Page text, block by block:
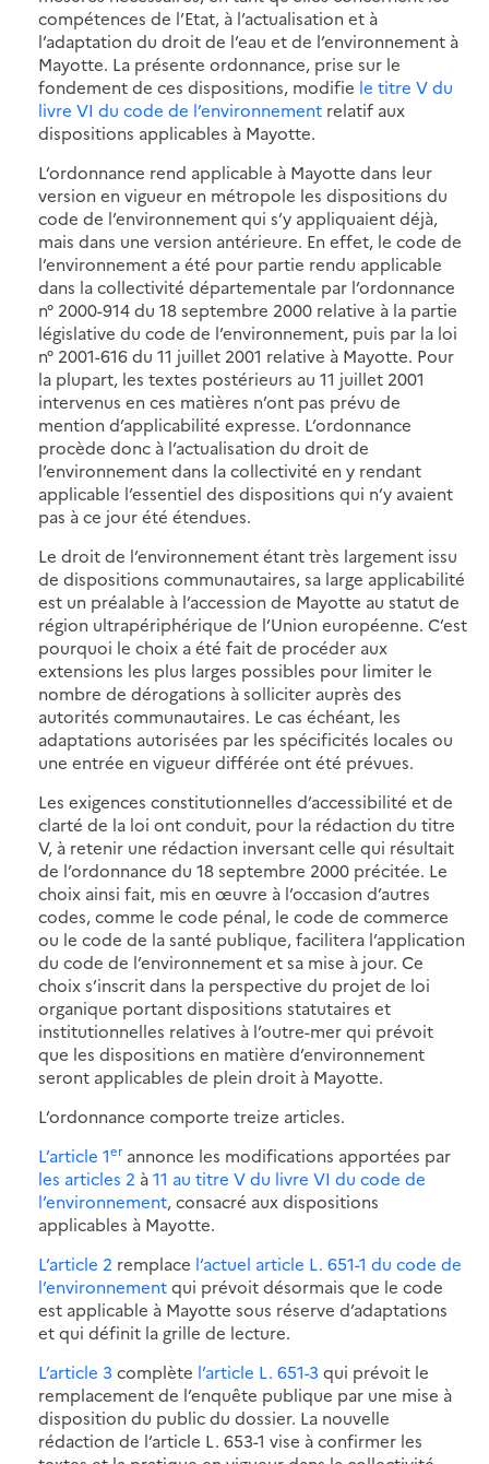
compétences de l’Etat, à l’actualisation et à
l’adaptation du droit de l’eau et de l’environnement à
Mayotte. La présente ordonnance, prise sur le
fondement de ces dispositions, modifie le titre V du
livre VI du code de l’environnement relatif aux
dispositions applicables à Mayotte.
L’ordonnance rend applicable à Mayotte dans leur
version en vigueur en métropole les dispositions du
code de l’environnement qui s’y appliquaient déjà,
mais dans une version antérieure. En effet, le code de
l’environnement a été pour partie rendu applicable
dans la collectivité départementale par l’ordonnance
n° 2000-914 du 18 septembre 2000 relative à la partie
législative du code de l’environnement, puis par la loi
n° 2001-616 du 11 juillet 2001 relative à Mayotte. Pour
la plupart, les textes postérieurs au 11 juillet 2001
intervenus en ces matières n’ont pas prévu de
mention d’applicabilité expresse. L’ordonnance
procède donc à l’actualisation du droit de
l’environnement dans la collectivité en y rendant
applicable l’essentiel des dispositions qui n’y avaient
pas à ce jour été étendues.
Le droit de l’environnement étant très largement issu
de dispositions communautaires, sa large applicabilité
est un préalable à l’accession de Mayotte au statut de
région ultrapériphérique de l’Union européenne. C’est
pourquoi le choix a été fait de procéder aux
extensions les plus larges possibles pour limiter le
nombre de dérogations à solliciter auprès des
autorités communautaires. Le cas échéant, les
adaptations autorisées par les spécificités locales ou
une entrée en vigueur différée ont été prévues.
Les exigences constitutionnelles d’accessibilité et de
clarté de la loi ont conduit, pour la rédaction du titre
V, à retenir une rédaction inversant celle qui résultait
de l’ordonnance du 18 septembre 2000 précitée. Le
choix ainsi fait, mis en œuvre à l’occasion d’autres
codes, comme le code pénal, le code de commerce
ou le code de la santé publique, facilitera l’application
du code de l’environnement et sa mise à jour. Ce
choix s’inscrit dans la perspective du projet de loi
organique portant dispositions statutaires et
institutionnelles relatives à l’outre-mer qui prévoit
que les dispositions en matière d’environnement
seront applicables de plein droit à Mayotte.
L’ordonnance comporte treize articles.
L’article 1er annonce les modifications apportées par
les articles 2 à11 au titre V du livre VI du code de
l’environnement, consacré aux dispositions
applicables à Mayotte.
L’article 2 remplace l’actuel article L. 651-1 du code de
l’environnementqui prévoit désormais que le code
est applicable à Mayotte sous réserve d’adaptations
et qui définit la grille de lecture.
L’article 3 complète l’article L. 651-3 qui prévoit le
remplacement de l’enquête publique par une mise à
disposition du public du dossier. La nouvelle
rédaction de l’article L. 653-1 vise à confirmer les